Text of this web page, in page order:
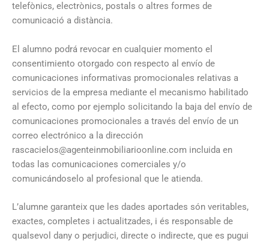
telefònics, electrònics, postals o altres formes de
comunicació a distància.
El alumno podrá revocar en cualquier momento el
consentimiento otorgado con respecto al envío de
comunicaciones informativas promocionales relativas a
servicios de la empresa mediante el mecanismo habilitado
al efecto, como por ejemplo solicitando la baja del envío de
comunicaciones promocionales a través del envío de un
correo electrónico a la dirección
rascacielos@agenteinmobiliarioonline.com incluida en
todas las comunicaciones comerciales y/o
comunicándoselo al profesional que le atienda.
L’alumne garanteix que les dades aportades són veritables,
exactes, completes i actualitzades, i és responsable de
qualsevol dany o perjudici, directe o indirecte, que es pugui